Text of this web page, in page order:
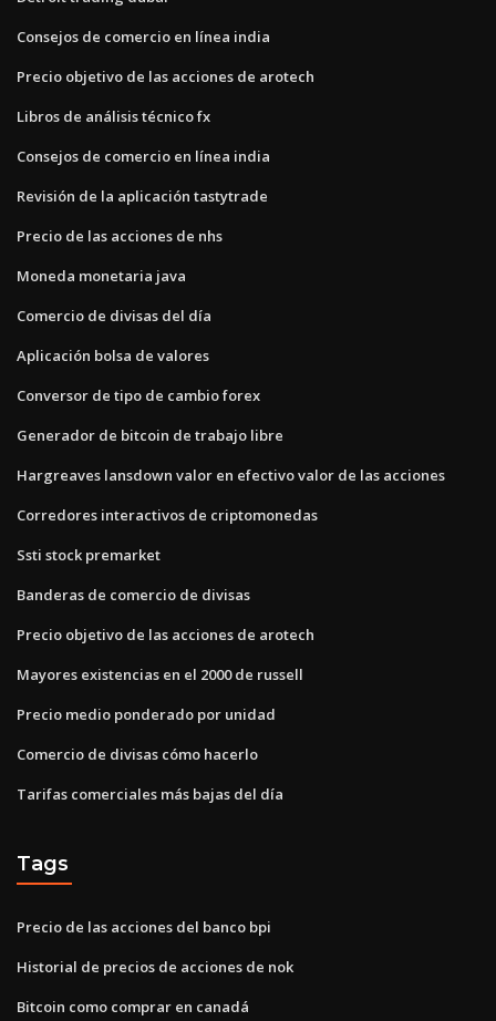
Consejos de comercio en línea india
Precio objetivo de las acciones de arotech
Libros de análisis técnico fx
Consejos de comercio en línea india
Revisión de la aplicación tastytrade
Precio de las acciones de nhs
Moneda monetaria java
Comercio de divisas del día
Aplicación bolsa de valores
Conversor de tipo de cambio forex
Generador de bitcoin de trabajo libre
Hargreaves lansdown valor en efectivo valor de las acciones
Corredores interactivos de criptomonedas
Ssti stock premarket
Banderas de comercio de divisas
Precio objetivo de las acciones de arotech
Mayores existencias en el 2000 de russell
Precio medio ponderado por unidad
Comercio de divisas cómo hacerlo
Tarifas comerciales más bajas del día
Tags
Precio de las acciones del banco bpi
Historial de precios de acciones de nok
Bitcoin como comprar en canadá